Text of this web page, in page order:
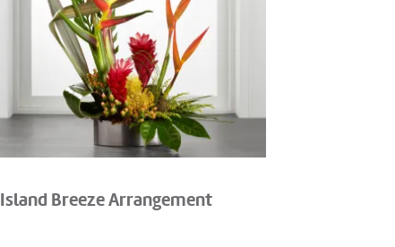
Island Breeze Arrangement